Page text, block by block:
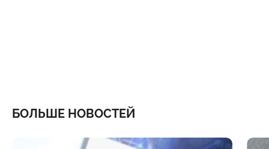
БОЛЬШЕ НОВОСТЕЙ